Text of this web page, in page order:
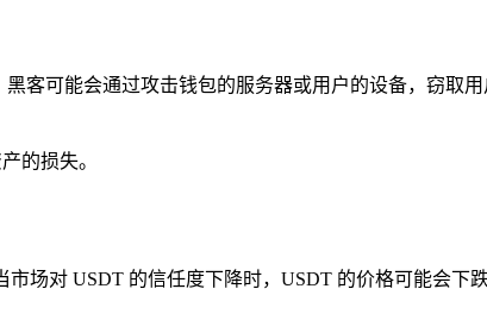
客可能会通过攻击钱包的服务器或用户的设备，窃取
的损失。
场对 USDT 的信任度下降时，USDT 的价格可能会下跌